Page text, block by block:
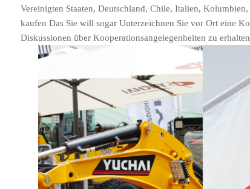
Vereinigten Staaten, Deutschland, Chile, Italien,
kaufen Das Sie will sogar Unterzeichnen Sie vor Ort eine
Diskussionen über Kooperationsangelegenheiten zu